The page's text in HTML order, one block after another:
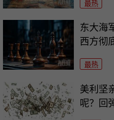
最热
东大海
西方彻
最热
美利坚
呢？回